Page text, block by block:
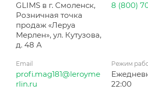
GLIMS в г. Смоленск,
Розничная точка
продаж «Леруа
Мерлен», ул. Кутузова,
д. 48 А
8 (800)
Email
profi.mag181@leroyme
rlin.ru
Режим
22:00